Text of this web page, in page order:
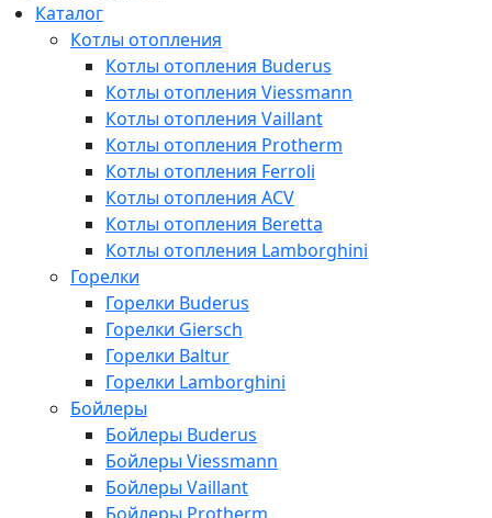
Каталог
Котлы отопления
Котлы отопления Buderus
Котлы отопления Viessmann
Котлы отопления Vaillant
Котлы отопления Protherm
Котлы отопления Ferroli
Котлы отопления ACV
Котлы отопления Beretta
Котлы отопления Lamborghini
Горелки
Горелки Buderus
Горелки Giersch
Горелки Baltur
Горелки Lamborghini
Бойлеры
Бойлеры Buderus
Бойлеры Viessmann
Бойлеры Vaillant